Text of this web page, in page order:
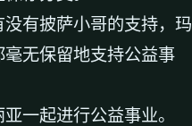
没有披萨小哥的支持，玛
毫无保留地支持公益事
一起进行公益事业。